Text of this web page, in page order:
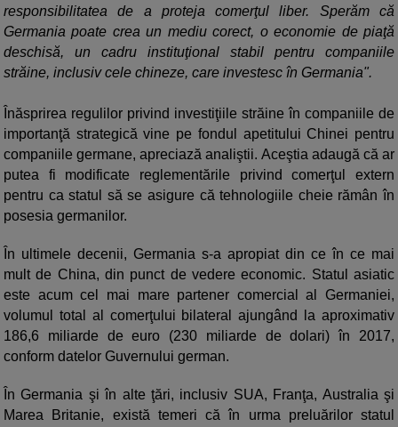
responsibilitatea de a proteja comerţul liber. Sperăm că
Germania poate crea un mediu corect, o economie de piaţă
deschisă, un cadru instituţional stabil pentru companiile
străine, inclusiv cele chineze, care investesc în Germania".
Înăsprirea regulilor privind investiţiile străine în companiile de
importanţă strategică vine pe fondul apetitului Chinei pentru
companiile germane, apreciază analiştii. Aceştia adaugă că ar
putea fi modificate reglementările privind comerţul extern
pentru ca statul să se asigure că tehnologiile cheie rămân în
posesia germanilor.
În ultimele decenii, Germania s-a apropiat din ce în ce mai
mult de China, din punct de vedere economic. Statul asiatic
este acum cel mai mare partener comercial al Germaniei,
volumul total al comerţului bilateral ajungând la aproximativ
186,6 miliarde de euro (230 miliarde de dolari) în 2017,
conform datelor Guvernului german.
În Germania şi în alte ţări, inclusiv SUA, Franţa, Australia şi
Marea Britanie, există temeri că în urma preluărilor statul